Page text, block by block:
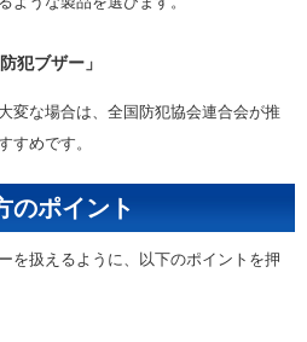
犯ブザー」
変な場合は、全国防犯協会連合会が推
すめです。
のポイント
を扱えるように、以下のポイントを押